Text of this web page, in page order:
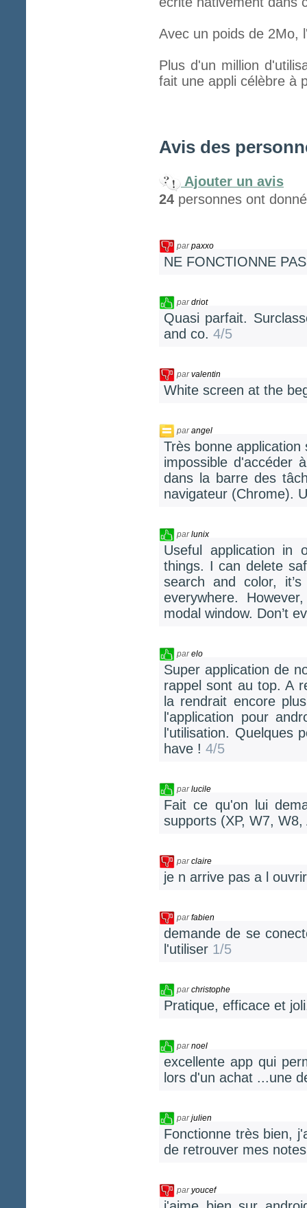
Avec un poids de 2Mo,
Plus d'un million
fait une appli célèbre à
Avis des
Ajouter un avis
24 personnes ont
parpaxxo
NE FONCTIONNE
pardriot
Quasi parfait.
and co. 4/5
parvalentin
White screen at the
parangel
Très bonne
impossible d'accéder
dans la barre des
navigateur (Chrome).
parlunix
Useful application in
things. I can delete
search and color,
everywhere.
modal window. Don’t
parelo
Super application de
rappel sont au top. A
la rendrait encore
l'application pour
l'utilisation. Quelques
have ! 4/5
parlucile
Fait ce qu'on lui
supports (XP, W7,
parclaire
je n arrive pas a l
parfabien
demande de se
l'utiliser 1/5
parchristophe
Pratique, efficace et
parnoel
excellente app qui
lors d'un achat ...une
parjulien
Fonctionne très bien,
de retrouver mes
paryoucef